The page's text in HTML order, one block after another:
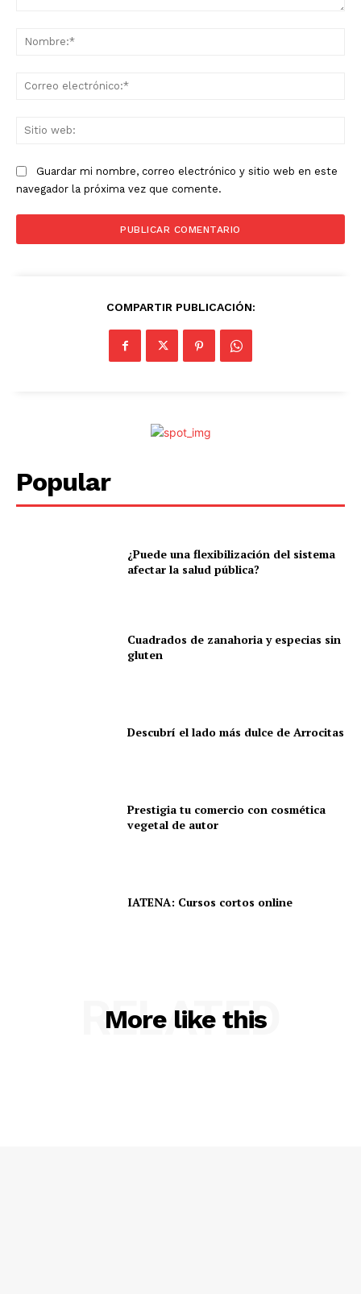
Guardar mi nombre, correo electrónico y sitio web en este
navegador la próxima vez que comente.
COMPARTIR PUBLICACIÓN:
Popular
¿Puede una flexibilización del sistema
afectar la salud pública?
Cuadrados de zanahoria y especias sin
gluten
Descubrí el lado más dulce de Arrocitas
Prestigia tu comercio con cosmética
vegetal de autor
IATENA: Cursos cortos online
More like this
RELATED